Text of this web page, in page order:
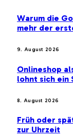
Warum die
mehr der
9. August 2026
Onlineshop
lohnt sich ein
8. August 2026
Früh oder
zur Uhrzeit